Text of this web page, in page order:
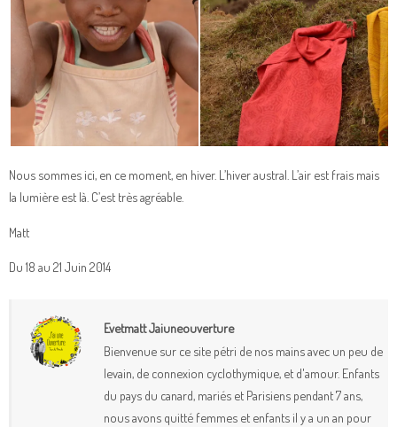
Nous sommes ici, en ce moment, en hiver. L’hiver austral. L’air est frais mais
la lumière est là. C’est très agréable.
Matt
Du 18 au 21 Juin 2014
Evetmatt Jaiuneouverture
Bienvenue sur ce site pétri de nos mains avec un peu de
levain, de connexion cyclothymique, et d'amour. Enfants
du pays du canard, mariés et Parisiens pendant 7 ans,
nous avons quitté femmes et enfants il y a un an pour